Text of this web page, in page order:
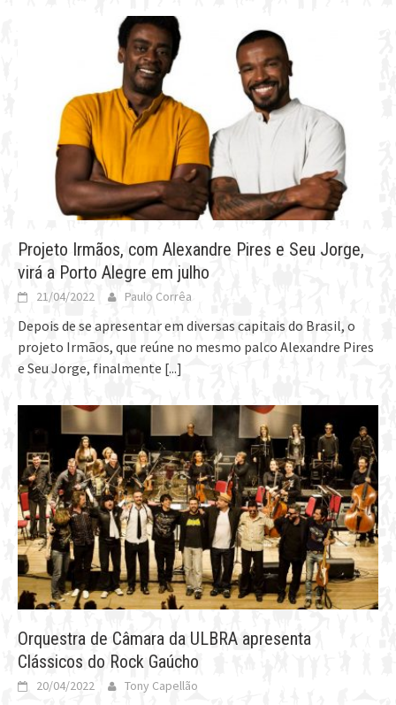
Projeto Irmãos, com Alexandre Pires e Seu Jorge,
virá a Porto Alegre em julho
21/04/2022 Paulo Corrêa
Depois de se apresentar em diversas capitais do Brasil, o
projeto Irmãos, que reúne no mesmo palco Alexandre Pires
e Seu Jorge, finalmente [...]
Orquestra de Câmara da ULBRA apresenta
Clássicos do Rock Gaúcho
20/04/2022 Tony Capellão